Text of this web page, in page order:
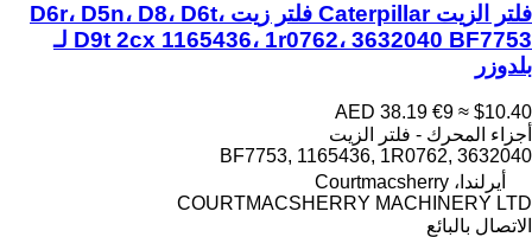
فلتر الزيت Caterpillar فلتر زيت D6r، D5n، D8، D6t،
D9t 2cx 1165436، 1r0762، 3632040 BF7753 لـ
بلدوزر
AED 38.19 €9 ≈ $10.40
أجزاء المحرك - فلتر الزيت
BF7753, 1165436, 1R0762, 3632040
أيرلندا، Courtmacsherry
COURTMACSHERRY MACHINERY LTD
الاتصال بالبائع